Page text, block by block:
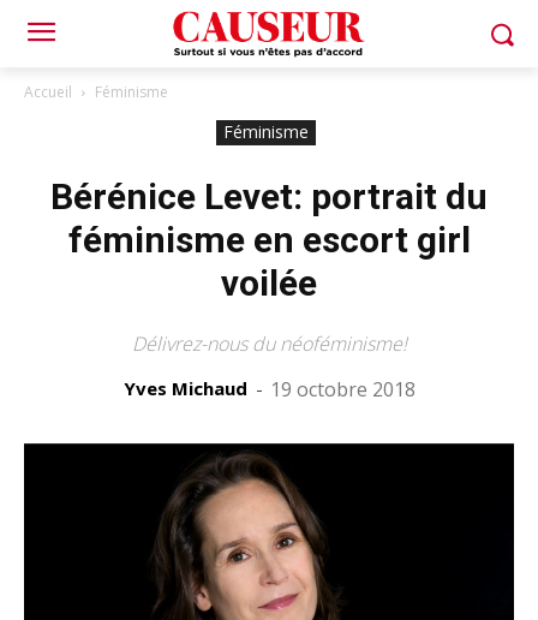
Accueil Féminisme
Féminisme
Bérénice Levet: portrait du
féminisme en escort girl
voilée
Délivrez-nous du néoféminisme!
Yves Michaud - 19 octobre 2018